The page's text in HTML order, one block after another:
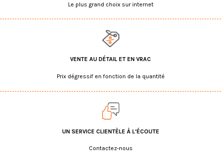
Le plus grand choix sur internet
VENTE AU DÉTAIL ET EN VRAC
Prix dégressif en fonction de la quantité
UN SERVICE CLIENTÈLE À L'ÉCOUTE
Contactez-nous